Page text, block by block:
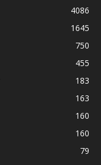
4086
1645
750
455
183
163
160
160
79